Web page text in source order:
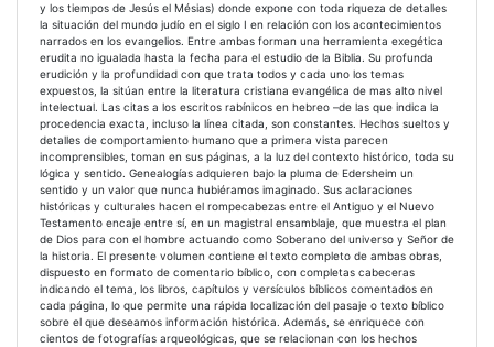
y los tiempos de Jesús el Mésias) donde expone con toda riqueza de detalles
la situación del mundo judío en el siglo I en relación con los acontecimientos
narrados en los evangelios. Entre ambas forman una herramienta exegética
erudita no igualada hasta la fecha para el estudio de la Biblia. Su profunda
erudición y la profundidad con que trata todos y cada uno los temas
expuestos, la sitúan entre la literatura cristiana evangélica de mas alto nivel
intelectual. Las citas a los escritos rabínicos en hebreo –de las que indica la
procedencia exacta, incluso la línea citada, son constantes. Hechos sueltos y
detalles de comportamiento humano que a primera vista parecen
incomprensibles, toman en sus páginas, a la luz del contexto histórico, toda su
lógica y sentido. Genealogías adquieren bajo la pluma de Edersheim un
sentido y un valor que nunca hubiéramos imaginado. Sus aclaraciones
históricas y culturales hacen el rompecabezas entre el Antiguo y el Nuevo
Testamento encaje entre sí, en un magistral ensamblaje, que muestra el plan
de Dios para con el hombre actuando como Soberano del universo y Señor de
la historia. El presente volumen contiene el texto completo de ambas obras,
dispuesto en formato de comentario bíblico, con completas cabeceras
indicando el tema, los libros, capítulos y versículos bíblicos comentados en
cada página, lo que permite una rápida localización del pasaje o texto bíblico
sobre el que deseamos información histórica. Además, se enriquece con
cientos de fotografías arqueológicas, que se relacionan con los hechos